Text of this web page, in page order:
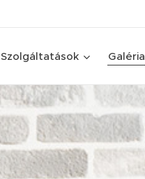
Szolgáltatások Galéria